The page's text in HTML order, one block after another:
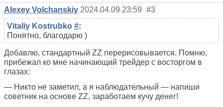
Alexey Volchanskiy 2024.04.09 23:59 #3
Vitaliy Kostrubko #:
Понятно, благодарю )
Добавлю, стандартный ZZ перерисовывается. Помню,
прибежал ко мне начинающий трейдер с восторгом в
глазах:
— Никто не заметил, а я наблюдательный — напиши
советник на основе ZZ, заработаем кучу денег!